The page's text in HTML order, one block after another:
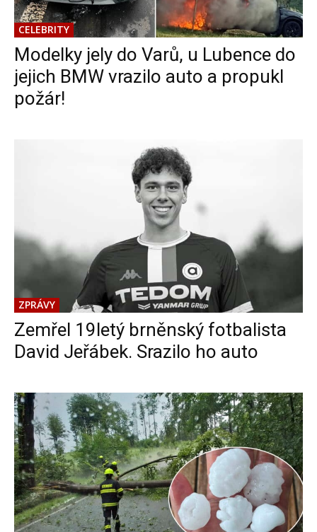
CELEBRITY
Modelky jely do Varů, u Lubence do
jejich BMW vrazilo auto a propukl
požár!
ZPRÁVY
Zemřel 19letý brněnský fotbalista
David Jeřábek. Srazilo ho auto